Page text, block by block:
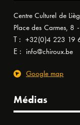
Centre Culturel de
Place des Carmes, 8
T : +32(0)4 223 19
E : info@chiroux.be
Google map
Médias